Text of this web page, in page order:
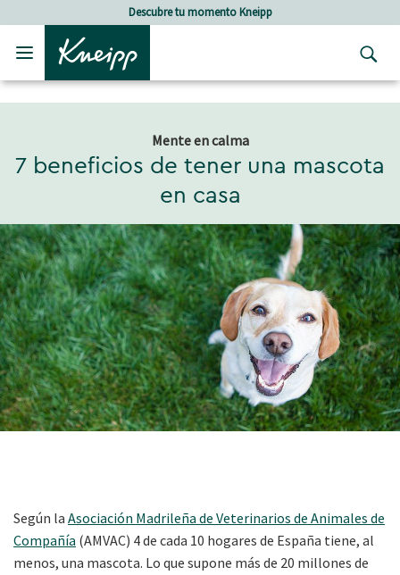
Skip to main content
Skip to footer contentDescubre tu momento Kneipp
Mente en calma
7 beneficios de tener una mascota
en casa
Según la Asociación Madrileña de Veterinarios de Animales de
Compañía (AMVAC) 4 de cada 10 hogares de España tiene, al
menos, una mascota. Lo que supone más de 20 millones de